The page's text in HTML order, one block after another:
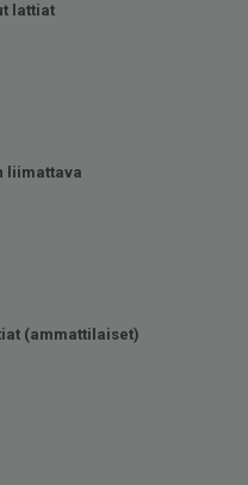
lattiat
liimattava
(ammattilaiset)